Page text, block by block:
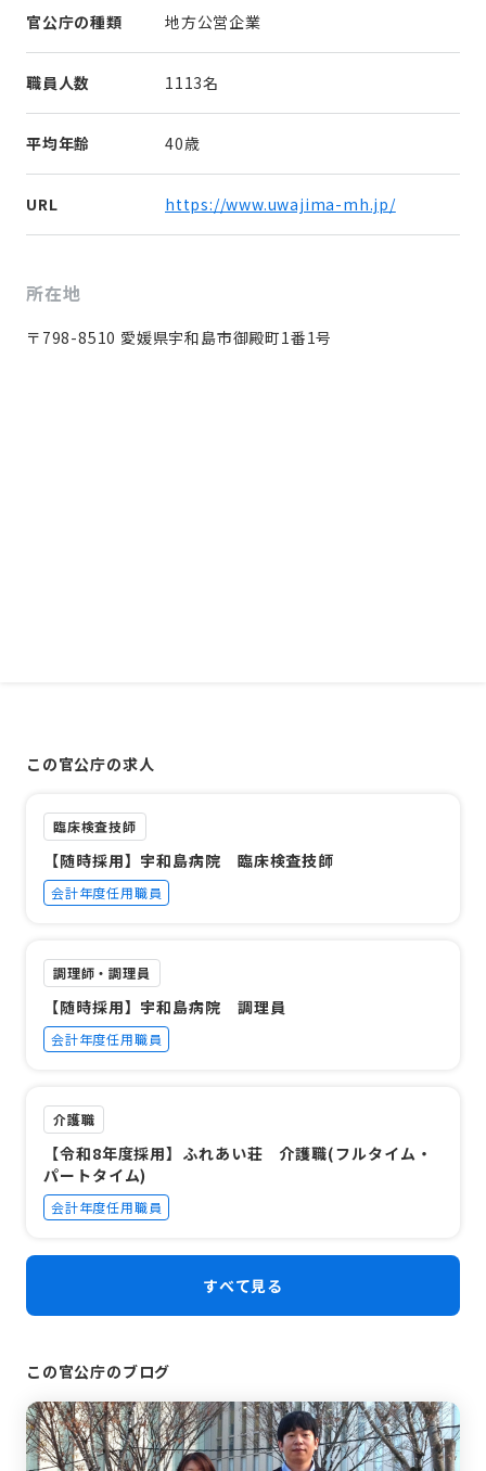
官公庁の種類 地方公営企業
職員人数 1113名
平均年齢 40歳
URL https://www.uwajima-mh.jp/
所在地
〒798-8510 愛媛県宇和島市御殿町1番1号
この官公庁の求人
臨床検査技師
【随時採用】宇和島病院 臨床検査技師
会計年度任用職員
調理師・調理員
【随時採用】宇和島病院 調理員
会計年度任用職員
介護職
【令和8年度採用】ふれあい荘 介護職(フルタイム・
パートタイム)
会計年度任用職員
すべて見る
この官公庁のブログ